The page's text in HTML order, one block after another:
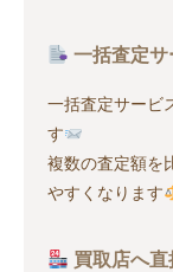
一括査定
一括査定サービ
す
複数の査定額を
やすくなります
買取店へ